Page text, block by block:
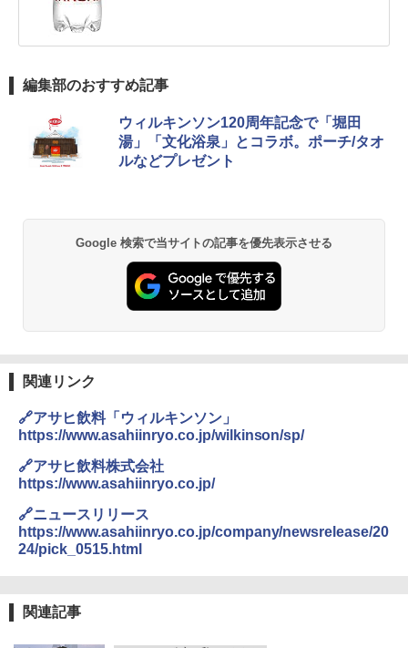
編集部のおすすめ記事
ウィルキンソン120周年記念で「堀田
湯」「文化浴泉」とコラボ。ポーチ/タオ
ルなどプレゼント
Google 検索で当サイトの記事を優先表示させる
関連リンク
🔗アサヒ飲料「ウィルキンソン」
https://www.asahiinryo.co.jp/wilkinson/sp/
🔗アサヒ飲料株式会社
https://www.asahiinryo.co.jp/
🔗ニュースリリース
https://www.asahiinryo.co.jp/company/newsrelease/20
24/pick_0515.html
関連記事